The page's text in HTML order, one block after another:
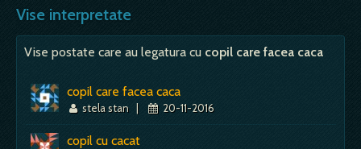
Mai mult despre acest simbol:
vietii, vazut in vis, garanteaza un sens si un
rost in existenta; -…
Mai mult despre acest simbol: Dictionar de vise ~ Butuc de vie
Vise interpretate
Vise postate care au legatura cu copil care facea caca
copil care facea caca
stela stan | 20-11-2016
copil cu cacat